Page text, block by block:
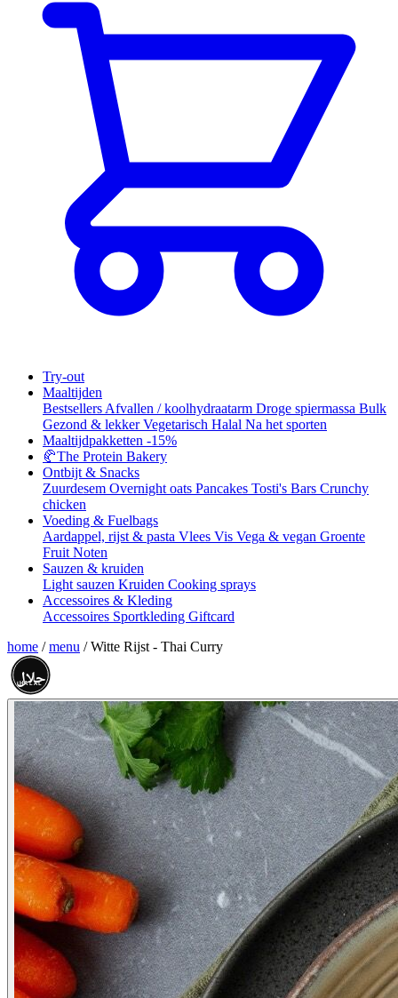
Try-out
Maaltijden
Bestsellers Afvallen / koolhydraatarm Droge spiermassa Bulk
Gezond & lekkerVegetarisch Halal Na het sporten
Maaltijdpakketten -15%
🥐The Protein Bakery
Ontbijt & Snacks
Zuurdesem Overnight oats Pancakes Tosti's Bars Crunchy
chicken
Voeding & Fuelbags
Aardappel, rijst & pasta Vlees Vis Vega & vegan Groente
Fruit Noten
Sauzen & kruiden
Light sauzen Kruiden Cooking sprays
Accessoires & Kleding
Accessoires Sportkleding Giftcard
home / menu / Witte Rijst - Thai Curry
حلال
HALAL